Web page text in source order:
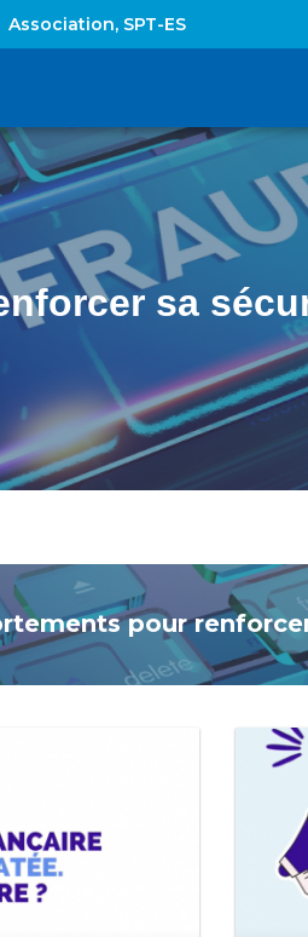
Association, SPT-ES
sa
pour